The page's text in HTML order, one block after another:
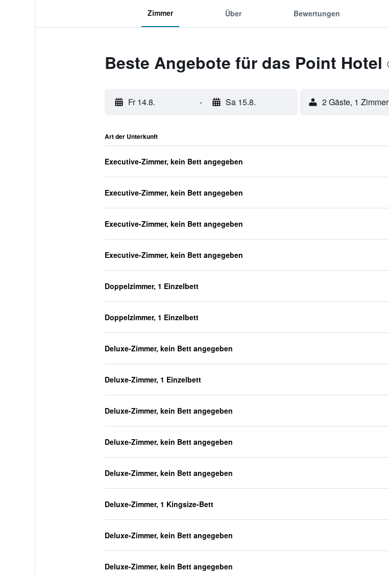
Zimmer Über Bewertungen
Beste Angebote für das Point Hotel
Fr 14.8. - Sa 15.8. 2 Gäste, 1 Zimmer
Art der Unterkunft
Executive-Zimmer, kein Bett angegeben
Executive-Zimmer, kein Bett angegeben
Executive-Zimmer, kein Bett angegeben
Executive-Zimmer, kein Bett angegeben
Doppelzimmer, 1 Einzelbett
Doppelzimmer, 1 Einzelbett
Deluxe-Zimmer, kein Bett angegeben
Deluxe-Zimmer, 1 Einzelbett
Deluxe-Zimmer, kein Bett angegeben
Deluxe-Zimmer, kein Bett angegeben
Deluxe-Zimmer, kein Bett angegeben
Deluxe-Zimmer, 1 Kingsize-Bett
Deluxe-Zimmer, kein Bett angegeben
Deluxe-Zimmer, kein Bett angegeben